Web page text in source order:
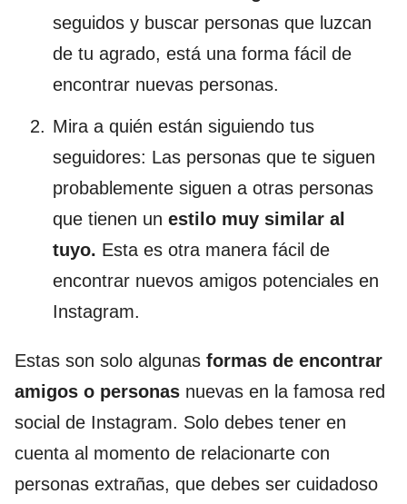
seguidos y buscar personas que luzcan
de tu agrado, está una forma fácil de
encontrar nuevas personas.
Mira a quién están siguiendo tus
seguidores: Las personas que te siguen
probablemente siguen a otras personas
que tienen un estilo muy similar al
tuyo. Esta es otra manera fácil de
encontrar nuevos amigos potenciales en
Instagram.
Estas son solo algunas formas de encontrar
amigos o personas nuevas en la famosa red
social de Instagram. Solo debes tener en
cuenta al momento de relacionarte con
personas extrañas, que debes ser cuidadoso